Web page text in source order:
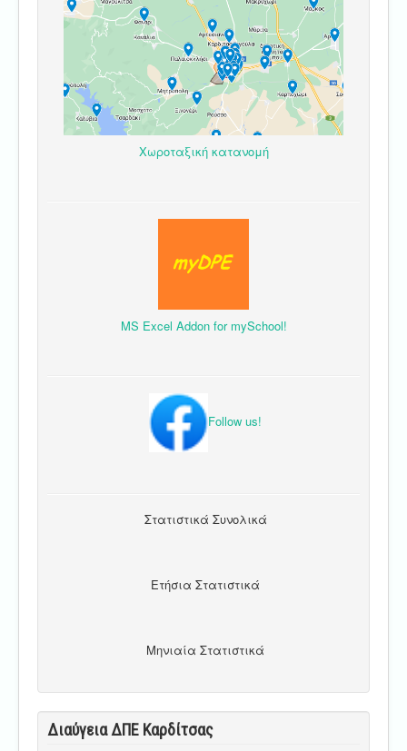
Χωροταξική κατανομή
MS Excel Addon for mySchool!
Follow us!
Στατιστικά Συνολικά
Ετήσια Στατιστικά
Μηνιαία Στατιστικά
Διαύγεια ΔΠΕ Καρδίτσας